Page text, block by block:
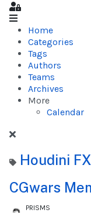
Sign In
Home
Categories
Tags
Authors
Teams
Archives
More
Calendar
Houdini
CGwars
PRISMS